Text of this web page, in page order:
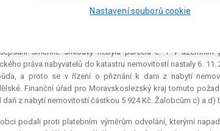
16. 9. 2014 žalobci a) a b) s žalobci c) a d) uzavřeli
parc. č. X o výměře 245 m2, který byl v geometrickém
do vlastnictví žalobců a) a b) díl parcely č. Z, v
směnné smlouvy nebyla parcela č. Y v
práva nabyvatelů do katastru nemovitostí nastaly 6.
a proto se v řízení o přiznání k dani z nabytí
Finanční úřad pro Moravskoslezský kraj tomuto
daň z nabytí nemovitostí částkou 5 924 Kč. Žalobcům c) a d)
podali proti platebním výměrům odvolání, kterými
Nastavení souborů cookie